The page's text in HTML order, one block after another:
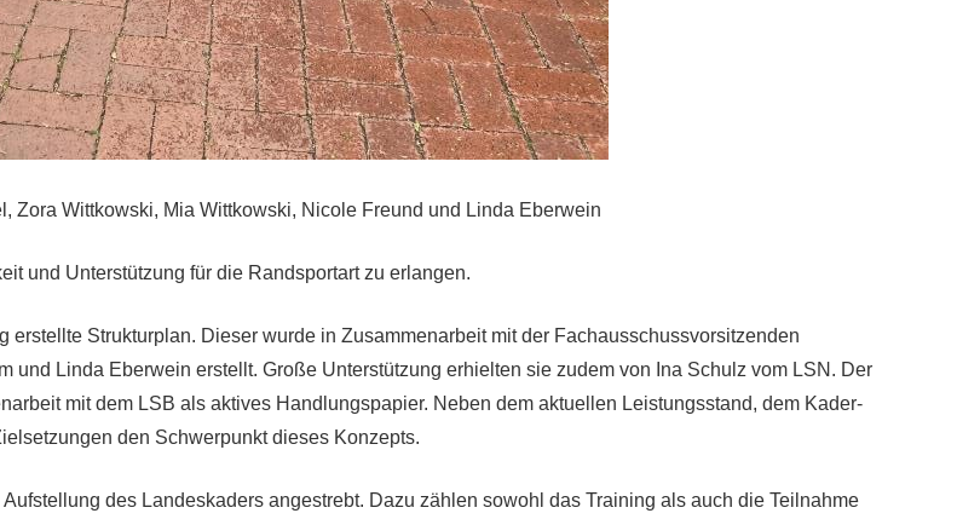
Zora Wittkowski, Mia Wittkowski, Nicole Freund und Linda Eberwein
und Unterstützung für die Randsportart zu erlangen.
Strukturplan. Dieser wurde in Zusammenarbeit mit der Fachausschussvorsitzenden
Linda Eberwein erstellt. Große Unterstützung erhielten sie zudem von Ina Schulz vom LSN. Der
mit dem LSB als aktives Handlungspapier. Neben dem aktuellen Leistungsstand, dem Kader-
den Schwerpunkt dieses Konzepts.
des Landeskaders angestrebt. Dazu zählen sowohl das Training als auch die Teilnahme